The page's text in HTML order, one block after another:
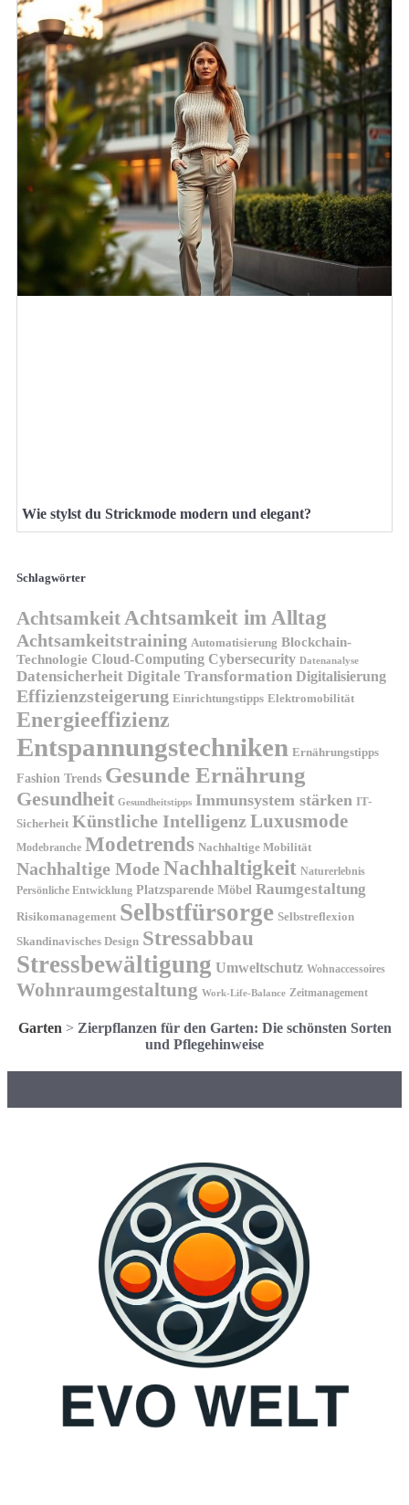
Wie stylst du Strickmode modern und elegant?
Schlagwörter
AchtsamkeitAchtsamkeit im Alltag
Achtsamkeitstraining Automatisierung Blockchain-
Technologie Cloud-Computing Cybersecurity Datenanalyse
Datensicherheit Digitale Transformation Digitalisierung
Effizienzsteigerung Einrichtungstipps Elektromobilität
Energieeffizienz
Entspannungstechniken Ernährungstipps
Fashion Trends Gesunde Ernährung
Gesundheit Gesundheitstipps Immunsystem stärken IT-
Sicherheit Künstliche IntelligenzLuxusmode
Modebranche Modetrends Nachhaltige Mobilität
Nachhaltige ModeNachhaltigkeit Naturerlebnis
Persönliche Entwicklung Platzsparende Möbel Raumgestaltung
Risikomanagement Selbstfürsorge Selbstreflexion
Skandinavisches Design Stressabbau
Stressbewältigung Umweltschutz Wohnaccessoires
Wohnraumgestaltung Work-Life-Balance Zeitmanagement
Garten > Zierpflanzen für den Garten: Die schönsten Sorten
und Pflegehinweise